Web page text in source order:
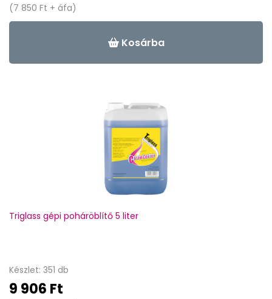
(7 850 Ft + áfa)
Kosárba
Triglass gépi poháröblítő 5 liter
Készlet: 351 db
9 906 Ft